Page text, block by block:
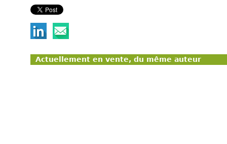
Actuellement en vente, du même auteur